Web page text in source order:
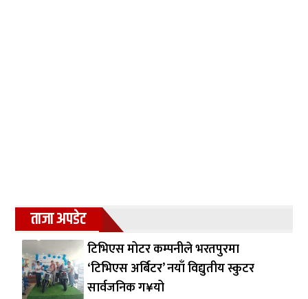
ताजा अपडेट
टिभिएस मोटर कम्पनीले भरतपुरमा
‘टिभिएस अर्बिटर’ नयाँ विद्युतीय स्कुटर
सार्वजनिक ग¥यो